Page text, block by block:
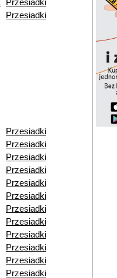
Przesiadki
Przesiadki
Przesiadki
Przesiadki
Przesiadki
Przesiadki
Przesiadki
Przesiadki
Przesiadki
Przesiadki
Przesiadki
Przesiadki
Przesiadki
Przesiadki